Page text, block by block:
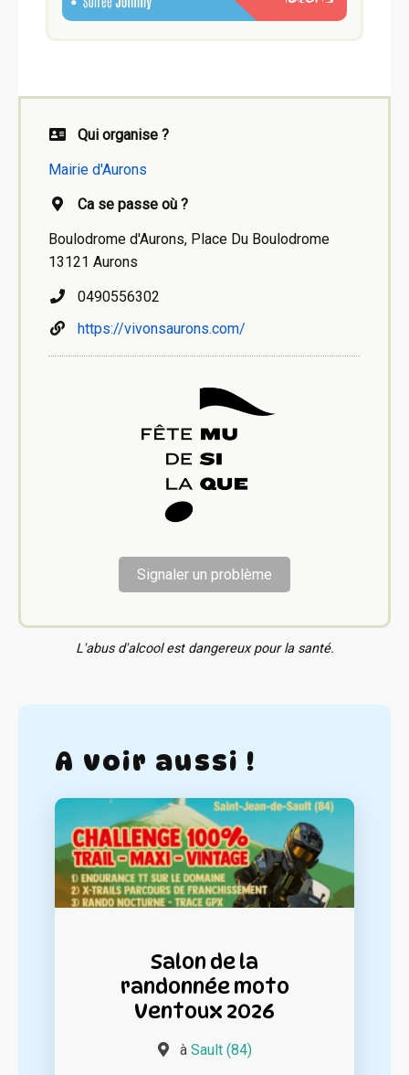
Qui organise ?
Mairie d'Aurons
Ca se passe où ?
Boulodrome d'Aurons, Place Du Boulodrome
13121 Aurons
0490556302
https://vivonsaurons.com/
Signaler un problème
L'abus d'alcool est dangereux pour la santé.
A voir aussi !
Salon de la
randonnée moto
Ventoux 2026
à Sault (84)